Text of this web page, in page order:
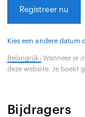
Registreer nu
Kies een andere datum
Belangrijk: Wanneer je
deze website. Je boekt
Bijdragers